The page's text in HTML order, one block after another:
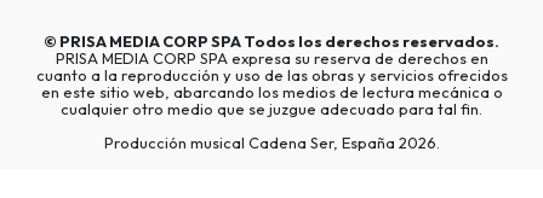
© PRISA MEDIA CORP SPATodos los derechos reservados.
PRISA MEDIA CORP SPA expresa su reserva de derechos en
cuanto a la reproducción y uso de las obras y servicios ofrecidos
en este sitio web, abarcando los medios de lectura mecánica o
cualquier otro medio que se juzgue adecuado para tal fin.
Producción musical Cadena Ser, España 2026.